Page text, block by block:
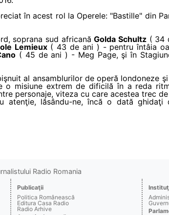
în acest rol la Operele: "Bastille" din
soprana sud africanăGolda Schultz ( 34
Lemieux( 43 de ani ) - pentru întâia
( 45 de ani ) - Meg Page, şi în
al ansamblurilor de operă londoneze
o misiune extrem de dificilă în a reda
personaje, viteza cu care acestea trec
atenţie, lăsându-ne, încă o dată ghidaţi
Radio Romania
Publicaţii
Politica Românească
Editura Casa Radio
Radio Arhive